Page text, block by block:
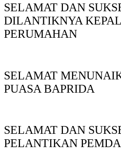
SELAMAT DAN
DILANTIKNYA
PERUMAHAN
SELAMAT
PUASA BAPRIDA
SELAMAT DAN
PELANTIKAN